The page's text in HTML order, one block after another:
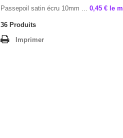
Passepoil satin écru 10mm ... 0,45 € le m
36 Produits
Imprimer